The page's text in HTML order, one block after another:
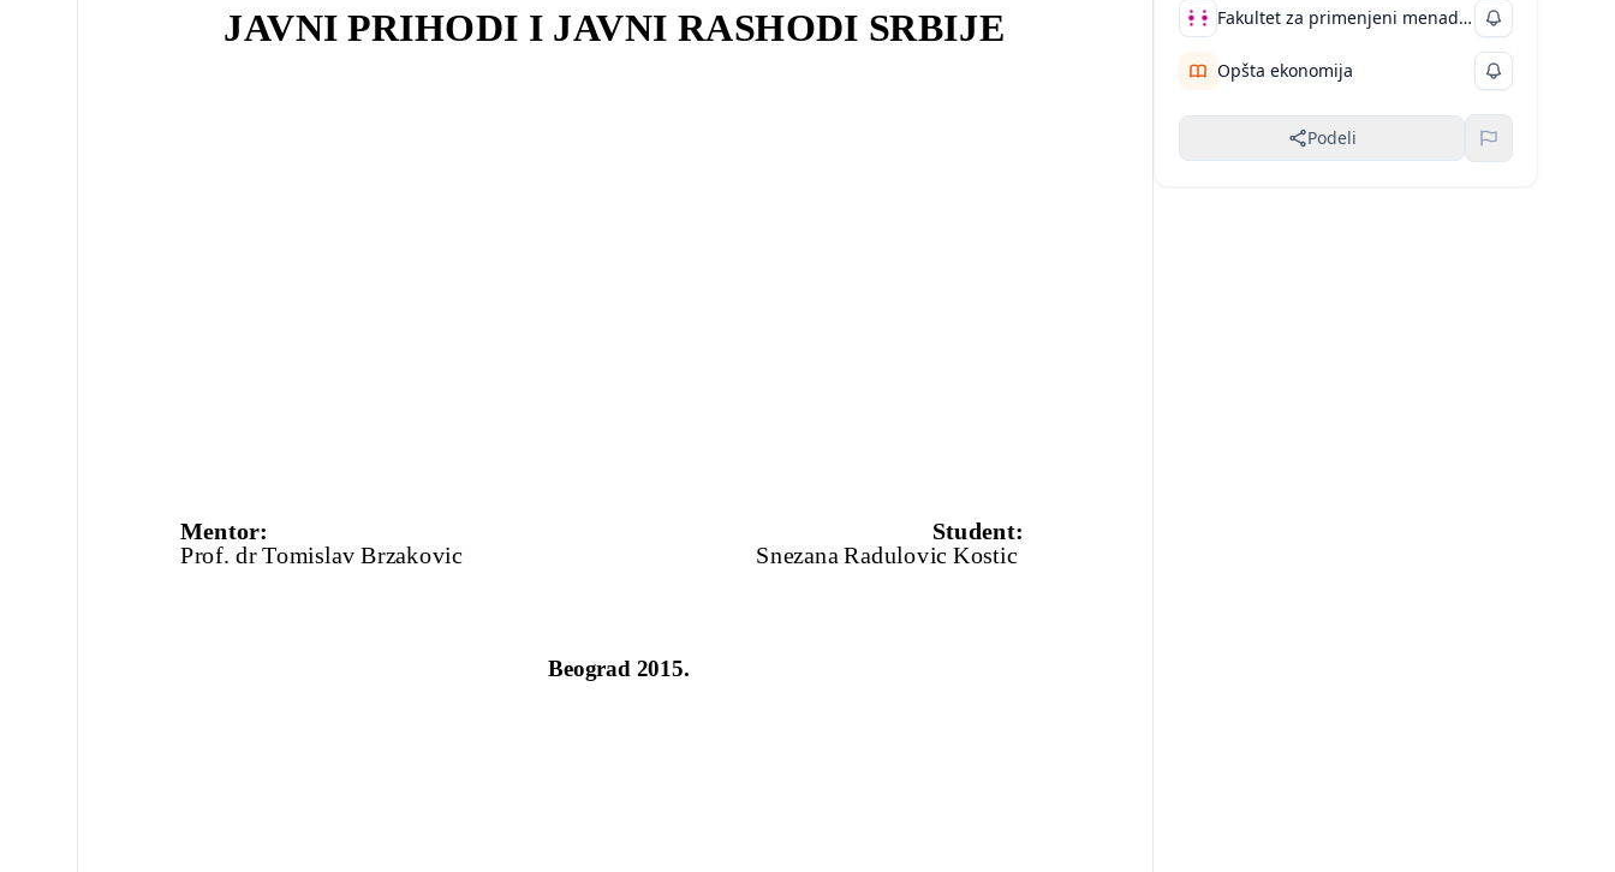
JAVNI PRIHODI I JAVNI RASHODI SRBIJE
Mentor: Student:
Prof. dr Tomislav Brzakovic Snezana Radulovic Kostic
Beograd 2015.
Fakultet za primenjeni menadžment, ekonomiju i finansije
Opšta ekonomija
Podeli